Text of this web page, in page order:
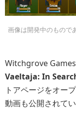
画像は開発中のもので
Witchgrove
Vaeltaja: In
トアページをオー
動画も公開されてい